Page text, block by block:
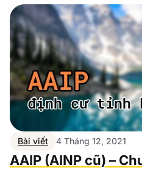
Bài viết 4 Tháng 12, 2021
AAIP (AINP cũ) –